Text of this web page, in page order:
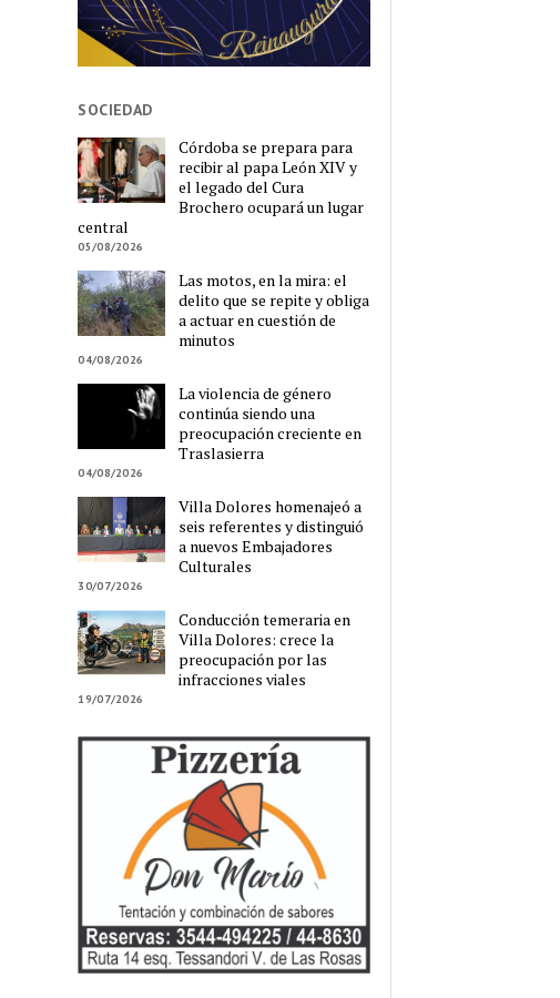
SOCIEDAD
Córdoba se prepara para
recibir al papa León XIV y
el legado del Cura
Brochero ocupará un lugar
central
05/08/2026
Las motos, en la mira: el
delito que se repite y obliga
a actuar en cuestión de
minutos
04/08/2026
La violencia de género
continúa siendo una
preocupación creciente en
Traslasierra
04/08/2026
Villa Dolores homenajeó a
seis referentes y distinguió
a nuevos Embajadores
Culturales
30/07/2026
Conducción temeraria en
Villa Dolores: crece la
preocupación por las
infracciones viales
19/07/2026